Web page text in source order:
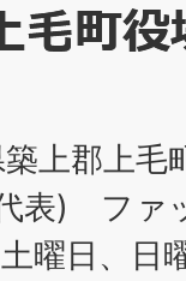
上郡上毛
表) ファ
曜日、日